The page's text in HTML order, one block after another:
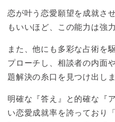
恋が叶う恋愛願望を成就さ
もいいほど、この能力は強力
また、他にも多彩な占術を
プローチし、相談者の内面
題解決の糸口を見つけ出しま
明確な『答え』と的確な『
い恋愛成就率を誇っており